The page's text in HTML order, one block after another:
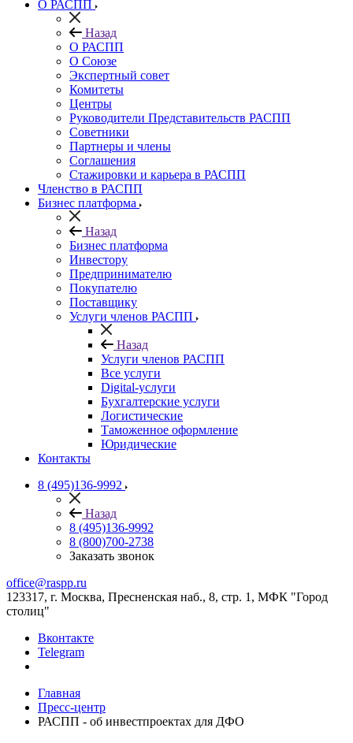
О РАСПП
Назад
О РАСПП
О Союзе
Экспертный совет
Комитеты
Центры
Руководители Представительств РАСПП
Советники
Партнеры и члены
Соглашения
Стажировки и карьера в РАСПП
Членство в РАСПП
Бизнес платформа
Назад
Бизнес платформа
Инвестору
Предпринимателю
Покупателю
Поставщику
Услуги членов РАСПП
Назад
Услуги членов РАСПП
Все услуги
Digital-услуги
Бухгалтерские услуги
Логистические
Таможенное оформление
Юридические
Контакты
8 (495)136-9992
Назад
8 (495)136-9992
8 (800)700-2738
Заказать звонок
office@raspp.ru
123317, г. Москва, Пресненская наб., 8, стр. 1, МФК "Город
столиц"
Вконтакте
Telegram
Главная
Пресс-центр
РАСПП - об инвестпроектах для ДФО